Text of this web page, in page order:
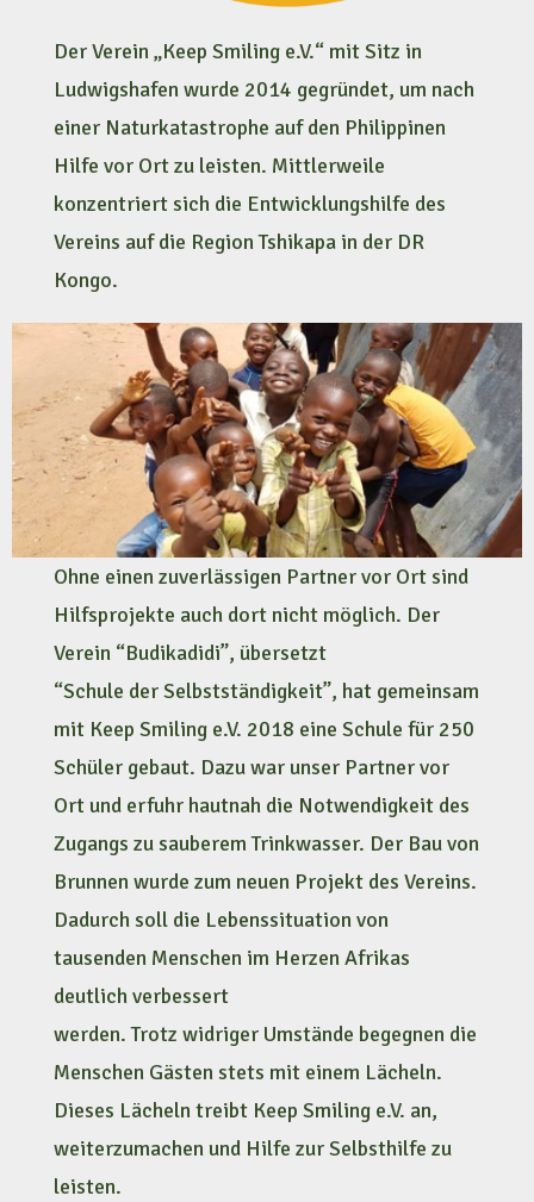
Der Verein „Keep Smiling e.V.“ mit Sitz in
Ludwigshafen wurde 2014 gegründet, um nach
einer Naturkatastrophe auf den Philippinen
Hilfe vor Ort zu leisten. Mittlerweile
konzentriert sich die Entwicklungshilfe des
Vereins auf die Region Tshikapa in der DR
Kongo.
Ohne einen zuverlässigen Partner vor Ort sind
Hilfsprojekte auch dort nicht möglich. Der
Verein “Budikadidi”, übersetzt
“Schule der Selbstständigkeit”, hat gemeinsam
mit Keep Smiling e.V. 2018 eine Schule für 250
Schüler gebaut. Dazu war unser Partner vor
Ort und erfuhr hautnah die Notwendigkeit des
Zugangs zu sauberem Trinkwasser. Der Bau von
Brunnen wurde zum neuen Projekt des Vereins.
Dadurch soll die Lebenssituation von
tausenden Menschen im Herzen Afrikas
deutlich verbessert
werden. Trotz widriger Umstände begegnen die
Menschen Gästen stets mit einem Lächeln.
Dieses Lächeln treibt Keep Smiling e.V. an,
weiterzumachen und Hilfe zur Selbsthilfe zu
leisten.